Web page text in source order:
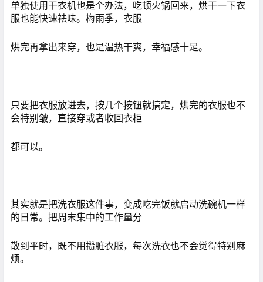
单独使用干衣机也是个办法，吃顿火锅回来，烘干一下衣
服也能快速祛味。梅雨季，衣服
烘完再拿出来穿，也是温热干爽，幸福感十足。
只要把衣服放进去，按几个按钮就搞定，烘完的衣服也不
会特别皱，直接穿或者收回衣柜
都可以。
其实就是把洗衣服这件事，变成吃完饭就启动洗碗机一样
的日常。把周末集中的工作量分
散到平时，既不用攒脏衣服，每次洗衣也不会觉得特别麻
烦。